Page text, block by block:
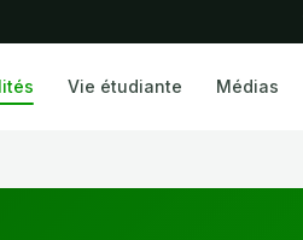
Vie étudiante Médias